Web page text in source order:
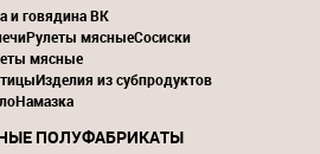
и говядина ВК
Рулеты мясныеСосиски
мясные
Изделия из субпродуктов
Намазка
ПОЛУФАБРИКАТЫ